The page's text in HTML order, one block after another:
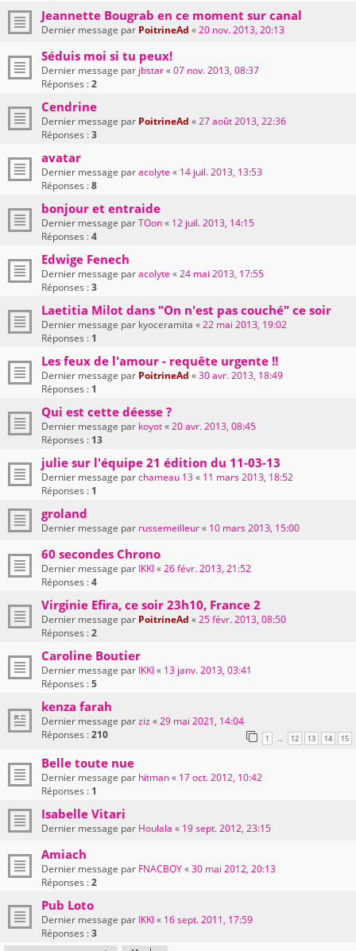
Jeannette Bougrab en ce moment sur canal
Dernier message par PoitrineAd «20 nov. 2013, 20:13
Séduis moi si tu peux!
Dernier message par jbstar«07 nov. 2013, 08:37
Réponses :2
Cendrine
Dernier message par PoitrineAd «27 août 2013, 22:36
Réponses :3
avatar
Dernier message paracolyte « 14 juil. 2013, 13:53
Réponses :8
bonjour et entraide
Dernier message parTOon« 12 juil. 2013, 14:15
Réponses :4
Edwige Fenech
Dernier message paracolyte «24 mai 2013, 17:55
Réponses :3
Laetitia Milot dans "On n'est pas couché" ce soir
Dernier message par kyoceramita «22 mai 2013, 19:02
Réponses : 1
Les feux de l'amour - requête urgente !!
Dernier message par PoitrineAd «30 avr. 2013, 18:49
Réponses : 1
Qui est cette déesse ?
Dernier message par koyot«20 avr. 2013, 08:45
Réponses : 13
julie sur l'équipe 21 édition du 11-03-13
Dernier message parchameau 13« 11 mars 2013, 18:52
Réponses : 1
groland
Dernier message par russemeilleur« 10 mars 2013, 15:00
60 secondes Chrono
Dernier message par IKKI«26 févr. 2013, 21:52
Réponses :4
Virginie Efira, ce soir 23h10, France 2
Dernier message par PoitrineAd «25 févr. 2013, 08:50
Réponses :2
Caroline Boutier
Dernier message par IKKI« 13 janv. 2013, 03:41
Réponses :5
kenza farah
Dernier message parziz«29 mai 2021, 14:04
Réponses :210 1 … 12 13 14 15
Belle toute nue
Dernier message par hitman« 17 oct. 2012, 10:42
Réponses : 1
Isabelle Vitari
Dernier message par Houlala « 19 sept. 2012, 23:15
Amiach
Dernier message par FNACBOY«30 mai 2012, 20:13
Réponses :2
Pub Loto
Dernier message par IKKI« 16 sept. 2011, 17:59
Réponses :3